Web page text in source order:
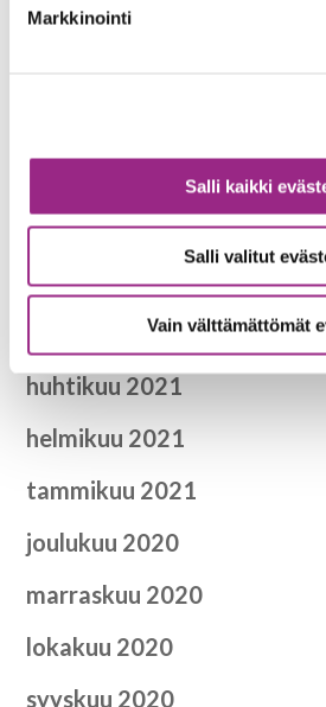
Markkinointi
Salli kaikki
Salli valitut
Vain välttämättömät
toukokuu 2022
elokuu 2021
kesäkuu 2021
toukokuu 2021
huhtikuu 2021
helmikuu 2021
tammikuu 2021
joulukuu 2020
marraskuu 2020
lokakuu 2020
syyskuu 2020